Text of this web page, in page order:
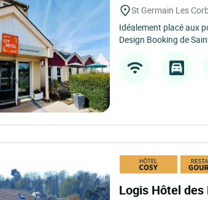
St Germain Les
Idéalement placé aux
Design Booking de
Logis Hôtel